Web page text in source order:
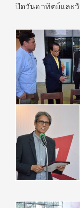
ปิดวันอาทิตย์และ